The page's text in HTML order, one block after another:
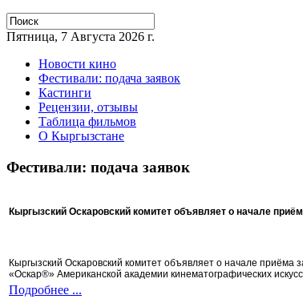
Пятница, 7 Августа 2026 г.
Новости кино
Фестивали: подача заявок
Кастинги
Рецензии, отзывы
Таблица фильмов
О Кыргызстане
Фестивали: подача заявок
Кыргызский Оскаровский комитет объявляет о начале
Кыргызский Оскаровский комитет объявляет о начале
«Оскар®» Американской академии кинематографических
Подробнее ...